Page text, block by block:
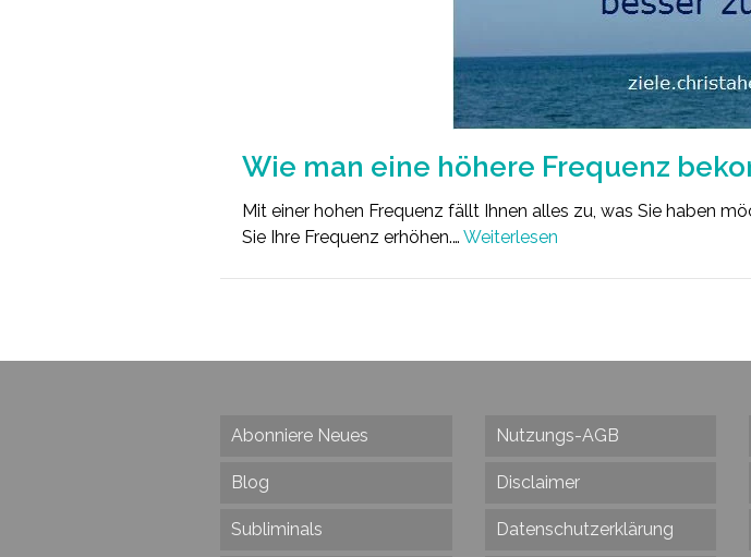
Wie man eine höhere Frequenz
Mit einer hohen Frequenz fällt Ihnen alles zu, was Sie haben
Sie Ihre Frequenz erhöhen.… Weiterlesen
Abonniere Neues
Blog
Subliminals
Nutzungs-AGB
Disclaimer
Datenschutzerklärung